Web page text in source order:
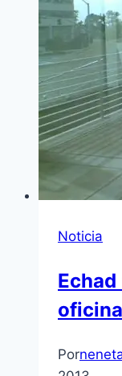
Noticia
Por